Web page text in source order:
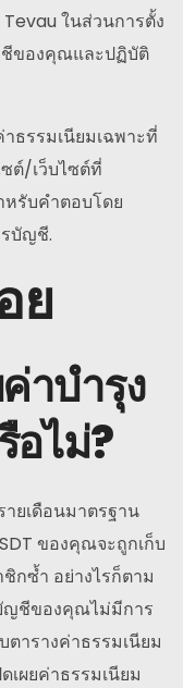
ในส่วนการตั้ง
ชีของคุณและปฏิบัติ
ธรรมเนียมเฉพาะที่
ต์/เว็บไซต์ที่
หรับคำตอบโดย
รบัญชี.
ย
าบำรุง
อไม่?
ยเดือนมาตรฐาน
ของคุณจะถูกเก็บ
กซ้ำ อย่างไรก็ตาม
ญชีของคุณไม่มีการ
ตารางค่าธรรมเนียม
เผยค่าธรรมเนียม